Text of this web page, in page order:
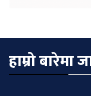
हाम्रो बारेमा